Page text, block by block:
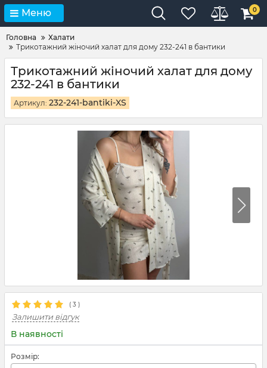
Меню 0
Головна
Халати
Трикотажний жіночий халат для дому 232-241 в бантики
Трикотажний жіночий халат для дому
232-241 в бантики
Артикул: 232-241-bantiki-XS
( 3 )
Залишити відгук
В наявності
Розмір: